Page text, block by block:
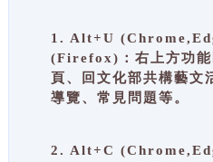
1. Alt+U
(Firefox)：右上方功能
頁、回文化部共構藝文
導覽、常見問題等。
2. Alt+C